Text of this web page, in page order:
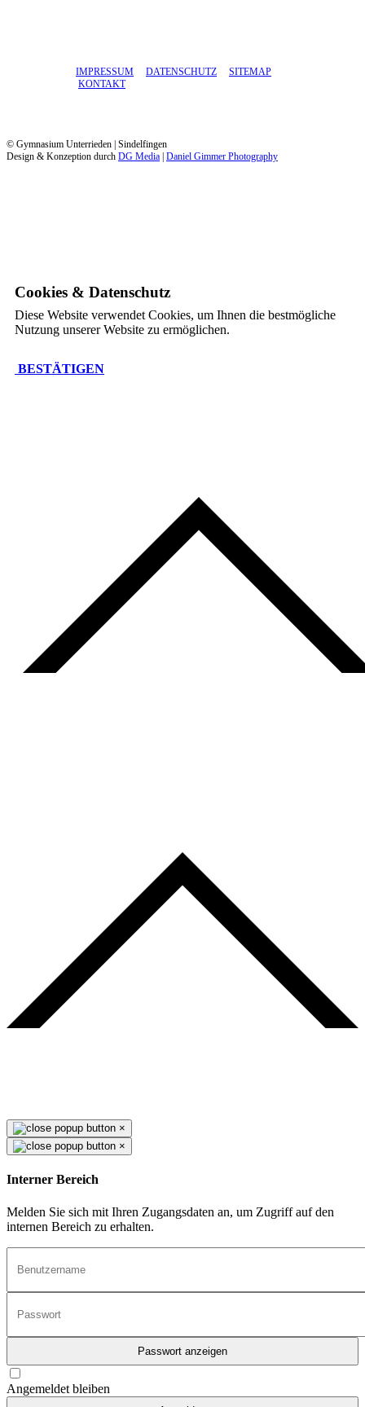
IMPRESSUM DATENSCHUTZ
SITEMAP
KONTAKT
© Gymnasium Unterrieden | Sindelfingen
Design & Konzeption durch DG Media Daniel Gimmer Photography
Cookies & Datenschutz
Diese Website verwendet Cookies, um Ihnen die bestmögliche
Nutzung unserer Website zu ermöglichen.
BESTÄTIGEN
×
×
Interner Bereich
Melden Sie sich mit Ihren Zugangsdaten an, um Zugriff auf den
internen Bereich zu erhalten.
Passwort anzeigen
Angemeldet bleiben